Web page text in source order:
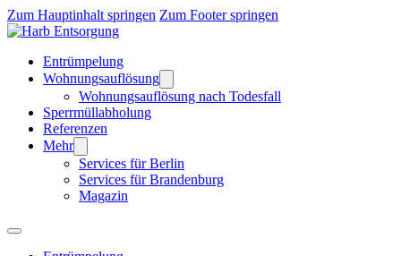
Zum Hauptinhalt springen Zum Footer springen
Entrümpelung
Wohnungsauflösung
Wohnungsauflösung nach Todesfall
Sperrmüllabholung
Referenzen
Mehr
Services für Berlin
Services für Brandenburg
Magazin